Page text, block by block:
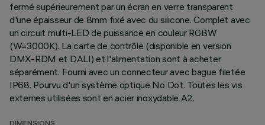
fermé supérieurement par un écran en verre transparent
d'une épaisseur de 8mm fixé avec du silicone. Complet avec
un circuit multi-LED de puissance en couleur RGBW
(W=3000K). La carte de contrôle (disponible en version
DMX-RDM et DALI) et l'alimentation sont à acheter
séparément. Fourni avec un connecteur avec bague filetée
IP68. Pourvu d'un système optique No Dot. Toutes les vis
externes utilisées sont en acier inoxydable A2.